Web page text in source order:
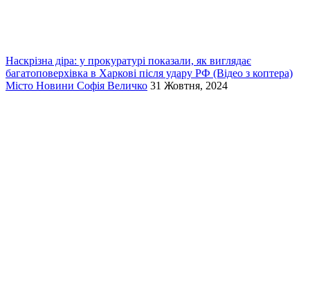
Наскрізна діра: у прокуратурі показали, як виглядає
багатоповерхівка в Харкові після удару РФ (Відео з коптера)
Місто Новини Софія Величко 31 Жовтня, 2024